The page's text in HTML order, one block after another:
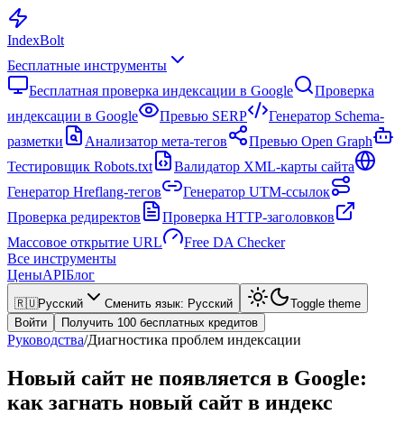
IndexBolt
Бесплатные инструменты
Бесплатная проверка индексации в Google
Проверка
индексации в Google
Превью SERP
Генератор Schema-
разметки
Анализатор мета-тегов
Превью Open Graph
Тестировщик Robots.txt
Валидатор XML-карты сайта
Генератор Hreflang-тегов
Генератор UTM-ссылок
Проверка редиректов
Проверка HTTP-заголовков
Массовое открытие URL
Free DA Checker
Все инструменты
ЦеныAPIБлог
🇷🇺Русский Сменить язык: Русский
Toggle theme
Войти
Получить 100 бесплатных кредитов
Руководства/Диагностика проблем индексации
Новый сайт не появляется в Google:
как загнать новый сайт в индекс